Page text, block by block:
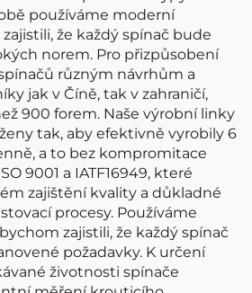
používáme moderní
že každý spínač bude
norem. Pro přizpůsobení
různým návrhům a
jak v Číně, tak v zahraničí,
900 forem. Naše výrobní linky
tak, aby efektivně vyrobily 6
a to bez kompromitace
9001 a IATF16949, které
zajištění kvality a důkladné
procesy. Používáme
zajistili, že každý spínač
požadavky. K určení
životnosti spínače